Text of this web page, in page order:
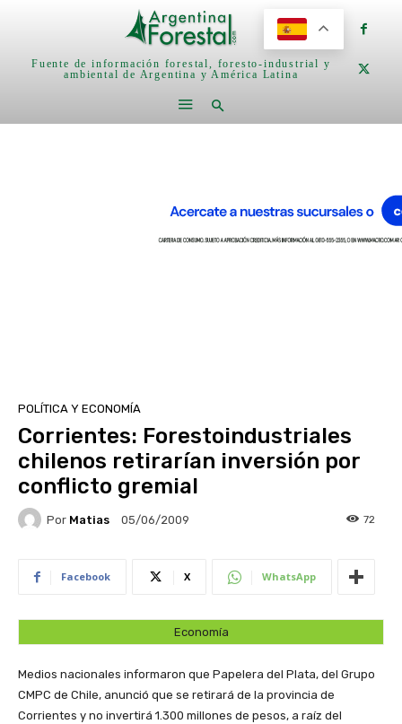
Fuente de información forestal, foresto-industrial y
ambiental de Argentina y América Latina
POLÍTICA Y ECONOMÍA
Corrientes: Forestoindustriales
chilenos retirarían inversión por
conflicto gremial
Por Matias 05/06/2009 72
Facebook X WhatsApp
Economía
Medios nacionales informaron que Papelera del Plata, del Grupo
CMPC de Chile, anunció que se retirará de la provincia de
Corrientes y no invertirá 1.300 millones de pesos, a raíz del